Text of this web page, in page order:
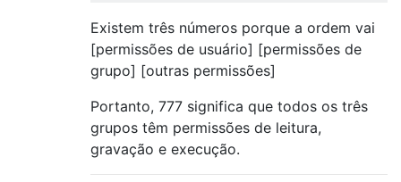
Existem três números porque a ordem vai
[permissões de usuário] [permissões de
grupo] [outras permissões]
Portanto, 777 significa que todos os três
grupos têm permissões de leitura,
gravação e execução.